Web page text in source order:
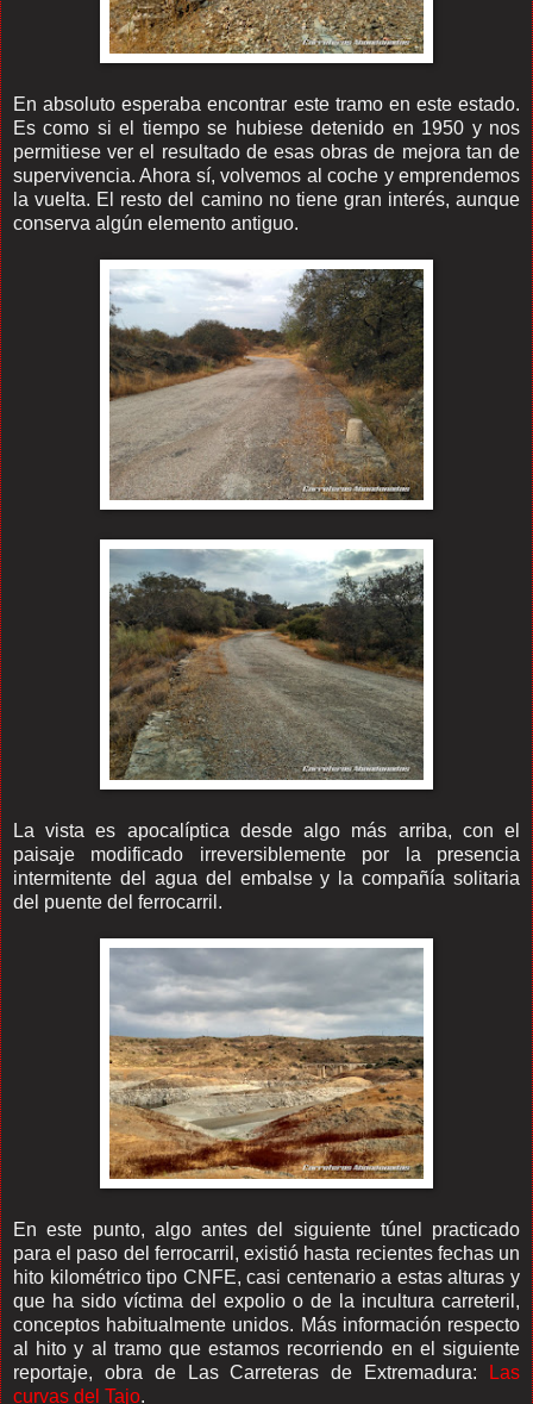
En absoluto esperaba encontrar este tramo en este estado.
Es como si el tiempo se hubiese detenido en 1950 y nos
permitiese ver el resultado de esas obras de mejora tan de
supervivencia. Ahora sí, volvemos al coche y emprendemos
la vuelta. El resto del camino no tiene gran interés, aunque
conserva algún elemento antiguo.
La vista es apocalíptica desde algo más arriba, con el
paisaje modificado irreversiblemente por la presencia
intermitente del agua del embalse y la compañía solitaria
del puente del ferrocarril.
En este punto, algo antes del siguiente túnel practicado
para el paso del ferrocarril, existió hasta recientes fechas un
hito kilométrico tipo CNFE, casi centenario a estas alturas y
que ha sido víctima del expolio o de la incultura carreteril,
conceptos habitualmente unidos. Más información respecto
al hito y al tramo que estamos recorriendo en el siguiente
reportaje, obra de Las Carreteras de Extremadura:
Las
curvas del Tajo.